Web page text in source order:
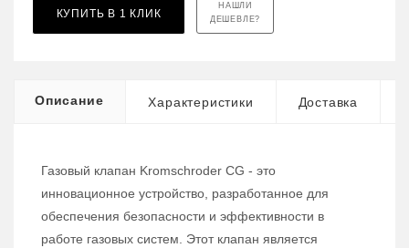
КУПИТЬ В 1 КЛИК
НАШЛИ
ДЕШЕВЛЕ?
Описание Характеристики Доставка
Газовый клапан Kromschroder CG - это
инновационное устройство, разработанное для
обеспечения безопасности и эффективности в
работе газовых систем. Этот клапан является